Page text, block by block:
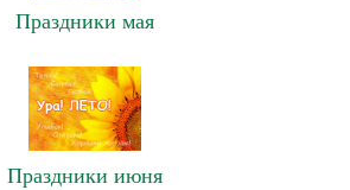
Праздники мая
Праздники июня